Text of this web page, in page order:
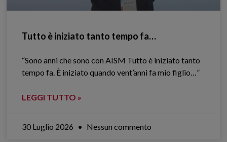
Tutto è iniziato tanto tempo fa…
“Sono anni che sono con AISM Tutto è iniziato tanto
tempo fa. È iniziato quando vent’anni fa mio figlio…”
LEGGI TUTTO »
30 Luglio 2026 Nessun commento